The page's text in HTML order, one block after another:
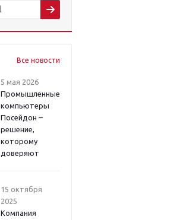
Все новости
5 мая 2026
Промышленные
компьютеры
Посейдон –
решение,
которому
доверяют
15 октября
2025
Компания